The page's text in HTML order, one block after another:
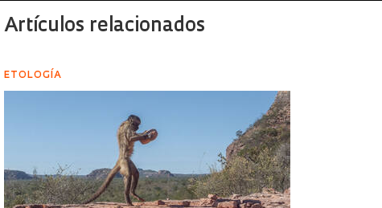
Artículos relacionados
ETOLOGÍA